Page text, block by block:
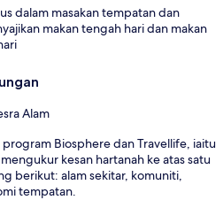
dalam masakan tempatan dan
makan tengah hari dan makan
Alam
Biosphere dan Travellife, iaitu
kesan hartanah ke atas satu
berikut: alam sekitar, komuniti,
tempatan.